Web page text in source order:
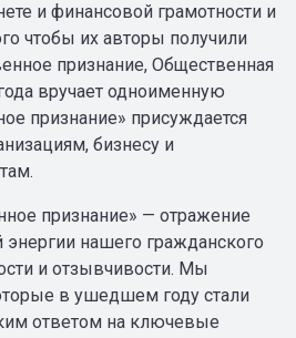
и финансовой грамотности и
чтобы их авторы получили
признание, Общественная
вручает одноименную
признание» присуждается
бизнесу и
признание» — отражение
нашего гражданского
и отзывчивости. Мы
в ушедшем году стали
ответом на ключевые